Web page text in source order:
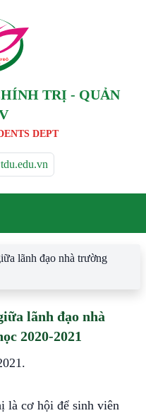
Y ĐÔ
TRỊ - QUẢN
DEPT
lãnh đạo nhà trường
lãnh đạo nhà
2020-2021
là cơ hội để sinh viên